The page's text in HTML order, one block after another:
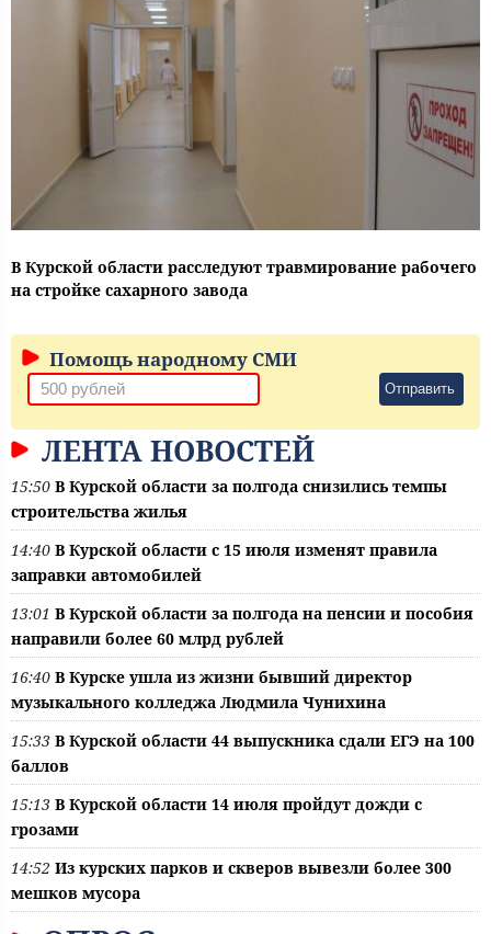
В Курской области расследуют травмирование рабочего
на стройке сахарного завода
Помощь народному СМИ
Отправить
ЛЕНТА НОВОСТЕЙ
15:50 В Курской области за полгода снизились темпы
строительства жилья
14:40 В Курской области с 15 июля изменят правила
заправки автомобилей
13:01 В Курской области за полгода на пенсии и пособия
направили более 60 млрд рублей
16:40 В Курске ушла из жизни бывший директор
музыкального колледжа Людмила Чунихина
15:33 В Курской области 44 выпускника сдали ЕГЭ на 100
баллов
15:13 В Курской области 14 июля пройдут дожди с
грозами
14:52 Из курских парков и скверов вывезли более 300
мешков мусора